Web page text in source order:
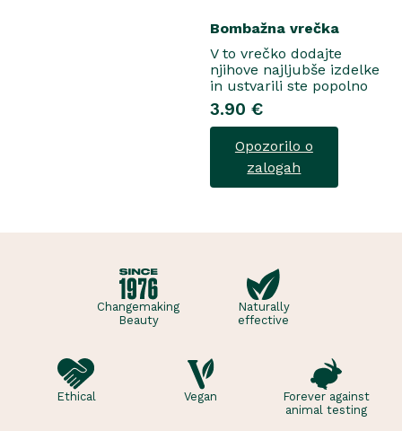
Bombažna vrečka
V to vrečko dodajte
njihove najljubše izdelke
in ustvarili ste popolno
darilo...
3.90 €
Opozorilo o
zalogah
Changemaking
Beauty
Naturally
effective
Ethical Vegan
Forever against
animal testing